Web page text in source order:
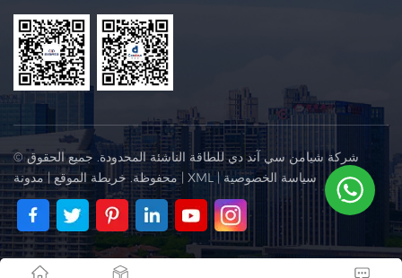
© شركة شيامن سي آند دي للطاقة الناشئة المحدودة. جميع الحقوق
محفوظة.خريطة الموقع|مدونة | XML |سياسة الخصوصية